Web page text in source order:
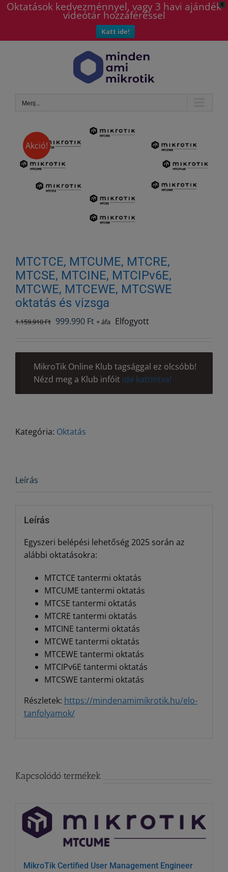
X
Oktatások kedvezménnyel, vagy 3 havi ajándék
videótár hozzáféréssel
Katt ide!
Menj...
Akció!
MTCTCE, MTCUME, MTCRE,
MTCSE, MTCINE, MTCIPv6E,
MTCWE, MTCEWE, MTCSWE
oktatás és vizsga
1.159.910Ft Original
999.990 FtCurrent
+ áfa Elfogyott
MikroTik Online Klub tagsággal ez olcsóbb!
Nézd meg a Klub infóit ide kattintva!
Kategória: Oktatás
Leírás
Leírás
Egyszeri belépési lehetőség 2025 során az
alábbi oktatásokra:
MTCTCE tantermi oktatás
MTCUME tantermi oktatás
MTCSE tantermi oktatás
MTCRE tantermi oktatás
MTCINE tantermi oktatás
MTCWE tantermi oktatás
MTCEWE tantermi oktatás
MTCIPv6E tantermi oktatás
MTCSWE tantermi oktatás
Részletek: https://mindenamimikrotik.hu/elo-
tanfolyamok/
Kapcsolódó termékek
MikroTik Certified User Management Engineer